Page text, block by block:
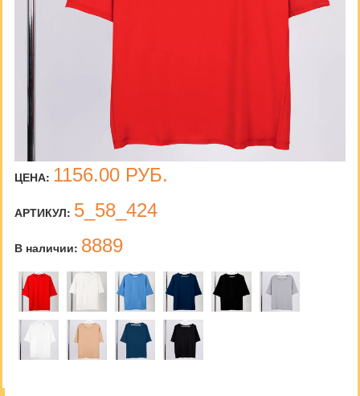
ЦЕНА: 1156.00 РУБ.
АРТИКУЛ: 5_58_424
В наличии: 8889